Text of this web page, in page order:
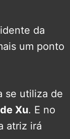
da
um ponto
se utiliza de
Xu. E no
atriz irá